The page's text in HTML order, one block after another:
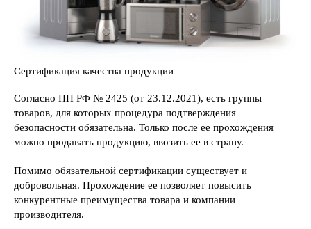
Сертификация качества продукции
Согласно ПП РФ № 2425 (от 23.12.2021), есть группы
товаров, для которых процедура подтверждения
безопасности обязательна. Только после ее прохождения
можно продавать продукцию, ввозить ее в страну.
Помимо обязательной сертификации существует и
добровольная. Прохождение ее позволяет повысить
конкурентные преимущества товара и компании
производителя.